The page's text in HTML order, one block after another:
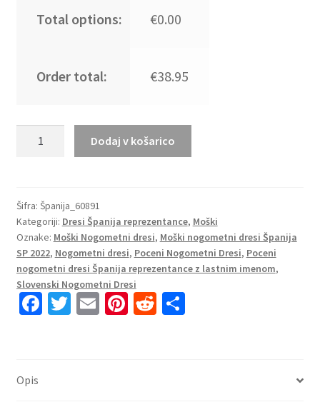
Total options: €0.00
Order total: €38.95
Domači
SP
2022
Kratek
Rokav
+
Kratke
količina
Dodaj v košarico
Šifra: Španija_60891
Kategoriji: Dresi Španija reprezentance, Moški
Oznake: Moški Nogometni dresi, Moški nogometni dresi Španija
SP 2022, Nogometni dresi, Poceni Nogometni Dresi, Poceni
nogometni dresi Španija reprezentance z lastnim imenom,
Slovenski Nogometni Dresi
Fa T E Pi R S
Opis